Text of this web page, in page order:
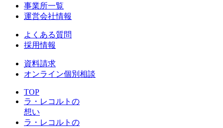
事業所一覧
運営会社情報
よくある質問
採用情報
資料請求
オンライン個別相談
TOP
ラ・レコルトの
想い
ラ・レコルトの